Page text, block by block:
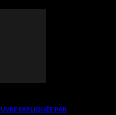
EXPLIQUÉE PAR